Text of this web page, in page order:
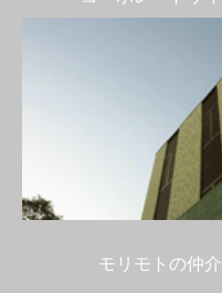
モリモトの仲介